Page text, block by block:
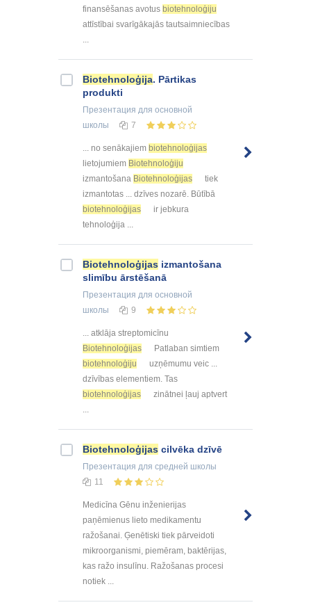
finansēšanas avotus biotehnoloģiju
attīstībai svarīgākajās tautsaimniecības
...
Biotehnoloģija. Pārtikas
produkti
Презентация для основной
школы
7
... no senākajiem biotehnoloģijas
lietojumiem Biotehnoloģiju
izmantošana Biotehnoloģijas
tiek
izmantotas ... dzīves nozarē. Būtībā
biotehnoloģijas
ir jebkura
tehnoloģija ...
Biotehnoloģijas izmantošana
slimību ārstēšanā
Презентация для основной
школы
9
... atklāja streptomicīnu
Biotehnoloģijas
Patlaban simtiem
biotehnoloģiju
uzņēmumu veic ...
dzīvības elementiem. Tas
biotehnoloģijas
zinātnei ļauj aptvert
...
Biotehnoloģijas cilvēka dzīvē
Презентация для средней школы
11
Medicīna Gēnu inženierijas
paņēmienus lieto medikamentu
ražošanai. Ģenētiski tiek pārveidoti
mikroorganismi, piemēram, baktērijas,
kas ražo insulīnu. Ražošanas procesi
notiek ...